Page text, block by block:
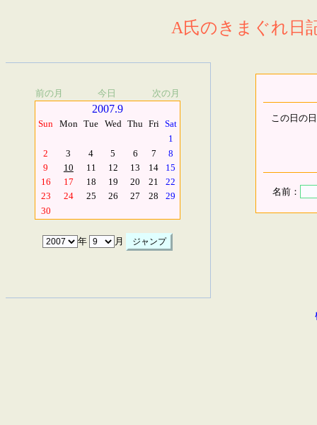
A氏のきまぐれ日
前の月 今日 次の月
2007.9
Sun Mon Tue Wed Thu Fri Sat
1
2
3 4 5 6 7
8
9
10 11 12 13 14
15
16
17 18 19 20 21
22
23
24 25 26 27 28
29
30
年 月
この日の
名前：